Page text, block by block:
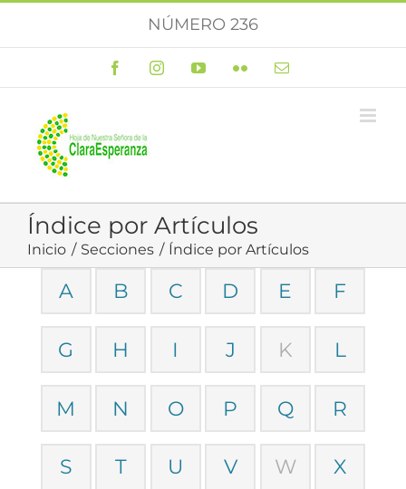
NÚMERO 236
FacebookInstagramYouTubeFlickr Correo
Índice por Artículos
Inicio Secciones Índice por Artículos
A B C D E F
G H I J K L
M N O P Q R
S T U V W X